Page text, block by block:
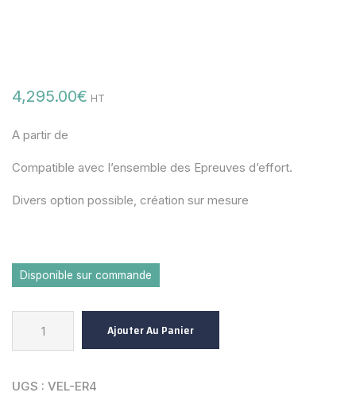
4,295.00€ HT
A partir de
Compatible avec l’ensemble des Epreuves d’effort.
Divers option possible, création sur mesure
Disponible sur commande
Ajouter Au Panier
UGS : VEL-ER4